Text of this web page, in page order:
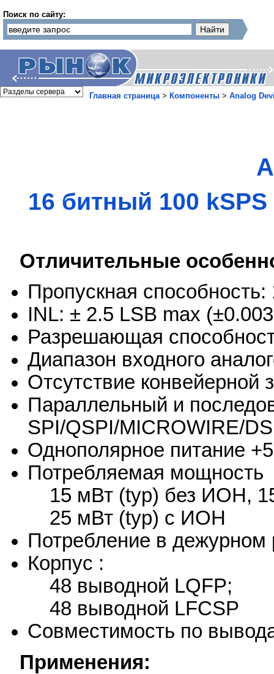
Поиск по сайту:
Главная страница> Компоненты > Analog
16 битный 100
Отличительные
Пропускная
INL: ± 2.5 LSB max
Разрешающая
Диапазон входного
Отсутствие конвейерной
Параллельный и
SPI/QSPI/MICROWIRE/
Однополярное питание
Потребляемая мощность
15 мВт (typ) без ИОН,
25 мВт (typ) с ИОН
Потребление в
Корпус :
48 выводной LQFP;
48 выводной LFCSP
Совместимость по
Применения: